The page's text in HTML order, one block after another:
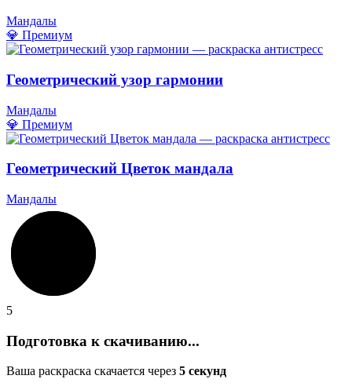
Мандалы
💎 Премиум
Геометрический узор гармонии
Мандалы
💎 Премиум
Геометрический Цветок мандала
Мандалы
5
Подготовка к скачиванию...
Ваша раскраска скачается через 5 секунд